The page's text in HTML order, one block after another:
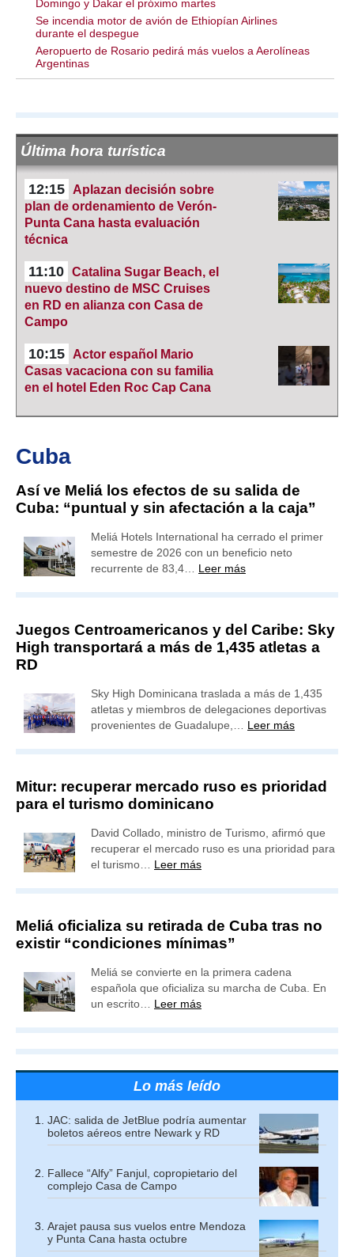
Domingo y Dakar el próximo martes
Se incendia motor de avión de Ethiopían Airlines
durante el despegue
Aeropuerto de Rosario pedirá más vuelos a Aerolíneas
Argentinas
Última hora turística
12:15
Aplazan decisión sobre
plan de ordenamiento de Verón-
Punta Cana hasta evaluación
técnica
11:10 Catalina Sugar Beach, el
nuevo destino de MSC Cruises
en RD en alianza con Casa de
Campo
10:15
Actor español Mario
Casas vacaciona con su familia
en el hotel Eden Roc Cap Cana
Cuba
Así ve Meliá los efectos de su salida de
Cuba: “puntual y sin afectación a la caja”
Meliá Hotels International ha cerrado el primer
semestre de 2026 con un beneficio neto
recurrente de 83,4… Leer más
Juegos Centroamericanos y del Caribe: Sky
High transportará a más de 1,435 atletas a
RD
Sky High Dominicana traslada a más de 1,435
atletas y miembros de delegaciones deportivas
provenientes de Guadalupe,… Leer más
Mitur: recuperar mercado ruso es prioridad
para el turismo dominicano
David Collado, ministro de Turismo, afirmó que
recuperar el mercado ruso es una prioridad para
el turismo… Leer más
Meliá oficializa su retirada de Cuba tras no
existir “condiciones mínimas”
Meliá se convierte en la primera cadena
española que oficializa su marcha de Cuba. En
un escrito… Leer más
Lo más leído
JAC: salida de JetBlue podría aumentar
boletos aéreos entre Newark y RD
Fallece “Alfy” Fanjul, copropietario del
complejo Casa de Campo
Arajet pausa sus vuelos entre Mendoza
y Punta Cana hasta octubre